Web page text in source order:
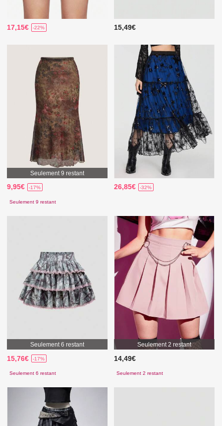
17,15€ -22% 15,49€
Seulement 9 restant
9,95€ -17%
Seulement 9 restant
26,85€ -32%
Seulement 6 restant
15,76€ -17%
Seulement 6 restant
Seulement 2 restant
14,49€
Seulement 2 restant